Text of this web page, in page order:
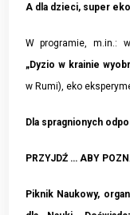
A dla dzieci, super
W programie, m.in.:
„Dyzio w krainie
w Rumi), eko
Dla spragnionych
PRZYJDŹ … ABY
Piknik Naukowy,